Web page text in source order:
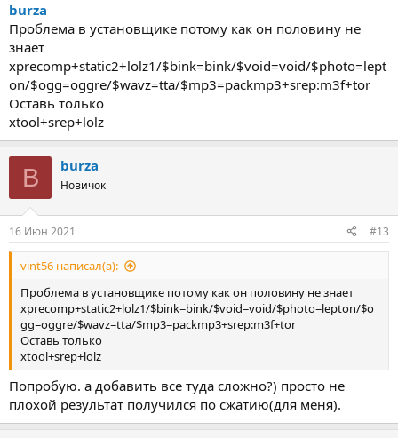
burza
Проблема в установщике потому как он половину не
знает
xprecomp+static2+lolz1/$bink=bink/$void=void/$photo=lept
on/$ogg=oggre/$wavz=tta/$mp3=packmp3+srep:m3f+tor
Оставь только
xtool+srep+lolz
B burza
Новичок
16 Июн 2021 #13
vint56 написал(а):
Проблема в установщике потому как он половину не знает
xprecomp+static2+lolz1/$bink=bink/$void=void/$photo=lepton/$o
gg=oggre/$wavz=tta/$mp3=packmp3+srep:m3f+tor
Оставь только
xtool+srep+lolz
Попробую. а добавить все туда сложно?) просто не
плохой результат получился по сжатию(для меня).